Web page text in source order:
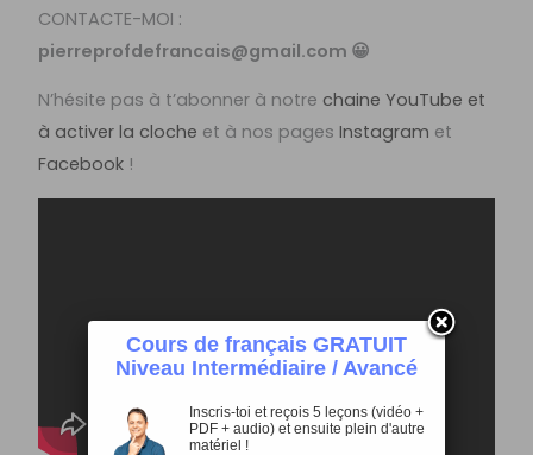
CONTACTE-MOI :
pierreprofdefrancais@gmail.com 😀
N’hésite pas à t’abonner à notre chaine YouTube et
à activer la cloche et à nos pagesInstagram et
Facebook !
Cours de français GRATUIT
Niveau Intermédiaire / Avancé
Inscris-toi et reçois 5 leçons (vidéo +
PDF + audio) et ensuite plein d'autre
matériel !